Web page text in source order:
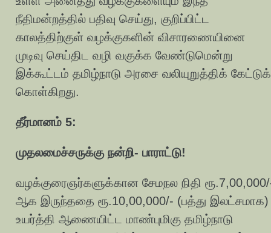
நீதிமன்றத்தில் பதிவு செய்து, குறிப்பிட்ட
காலத்திற்குள் வழக்குகளின் விசாரணையினை
முடிவு செய்திட வழி வகுக்க வேண்டுமென்று
இக்கூட்டம் தமிழ்நாடு அரசை வலியுறுத்திக் கேட்டுக்
கொள்கிறது.
தீர்மானம் 5:
முதலமைச்சருக்கு நன்றி- பாராட்டு!
வழக்குரைஞர்களுக்கான சேமநல நிதி
ஆக இருந்ததை ரூ.10,00,000/- (பத்து இலட்சமாக)
உயர்த்தி ஆணையிட்ட மாண்புமிகு தமிழ்நாடு